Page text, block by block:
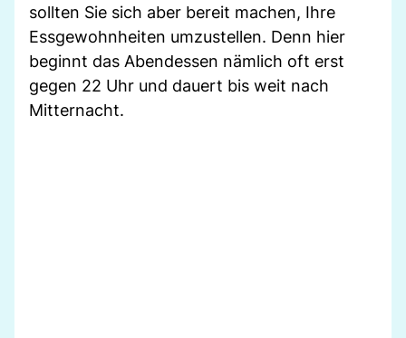
sollten Sie sich aber bereit machen, Ihre
Essgewohnheiten umzustellen. Denn hier
beginnt das Abendessen nämlich oft erst
gegen 22 Uhr und dauert bis weit nach
Mitternacht.